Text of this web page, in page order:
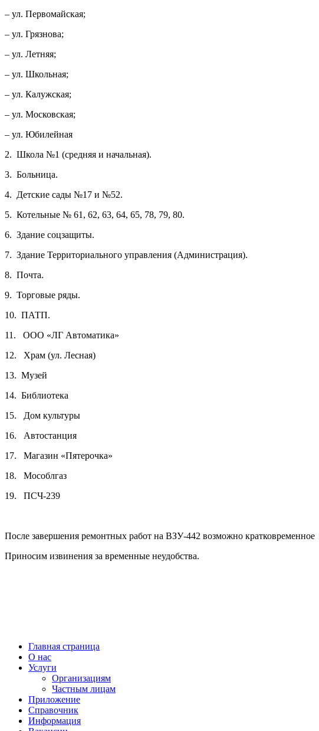
– ул. Первомайская;
– ул. Грязнова;
– ул. Летняя;
– ул. Школьная;
– ул. Калужская;
– ул. Московская;
– ул. Юбилейная
2. Школа №1 (средняя и начальная).
3. Больница.
4. Детские сады №17 и №52.
5. Котельные № 61, 62, 63, 64, 65, 78, 79, 80.
6. Здание соцзащиты.
7. Здание Территориального управления (Администрация).
8. Почта.
9. Торговые ряды.
10. ПАТП.
11.
ООО «ЛГ Автоматика»
12.
Храм (ул. Лесная)
13. Музей
14. Библиотека
15.
Дом культуры
16.
Автостанция
17.
Магазин «Пятерочка»
18.
Мособлгаз
19.
ПСЧ-239
После завершения ремонтных работ на ВЗУ-442 возможно кратковременное
Приносим извинения за временные неудобства.
Главная страница
О нас
Услуги
Организациям
Частным лицам
Приложение
Справочник
Информация